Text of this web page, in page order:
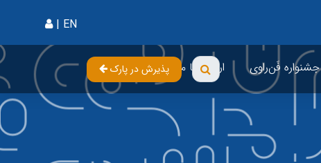
EN
|
جشنواره فَن‌راوی ارتباط با ما پذیرش در پارک